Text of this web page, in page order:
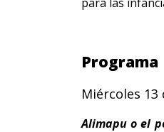
Programa
Miércoles
Alimapu o el